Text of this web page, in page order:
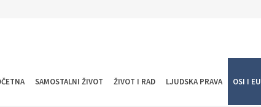
SAMOSTALNI ŽIVOT ŽIVOT I RAD LJUDSKA PRAVA OSI I EU